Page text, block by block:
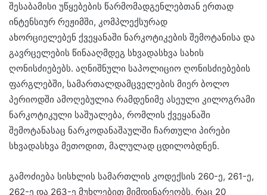
შესაბამისი უწყებების წარმომადგენლებთან ერთად
ინტენსიურ რეჟიმში, კომპლექსურად
ახორციელებენ ქვეყანაში ნარკოტიკების შემოტანისა და
გავრცელების წინააღმდეგ სხვადასხვა სახის
ღონისძიებებს. აღნიშნული საპოლიციო ღონისძიებების
ფარგლებში, სამართალდამცველების მიერ ბოლო
პერიოდში ამოღებულია რამდენიმე ასეული კილოგრამი
ნარკოტიკული საშუალება, რომლის ქვეყანაში
შემოტანასაც ნარკოდანაშაულში ჩართული პირები
სხვადასხვა მეთოდით, მალულად ცდილობდნენ.
გამოძიება სისხლის სამართლის კოდექსის 260-ე, 261-ე,
262-ე და 263-ე მუხლებით მიმდინარეობს, რაც 20